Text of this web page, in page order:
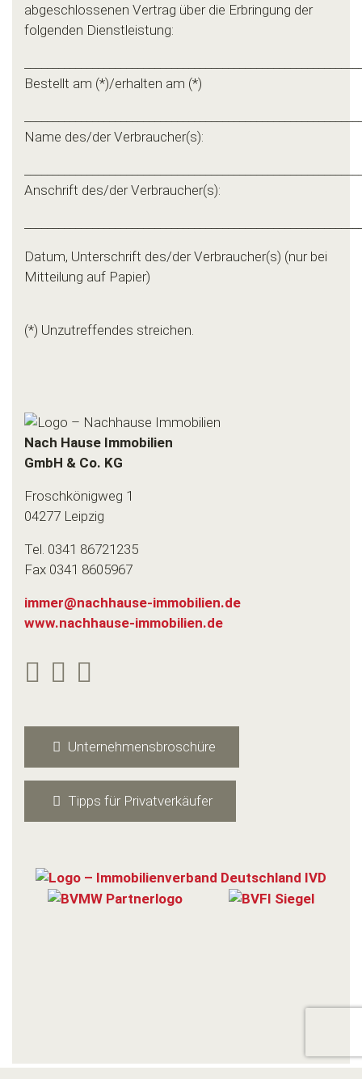
abgeschlossenen Vertrag über die Erbringung der
folgenden Dienstleistung:
Bestellt am (*)/erhalten am (*)
Name des/der Verbraucher(s):
Anschrift des/der Verbraucher(s):
Datum, Unterschrift des/der Verbraucher(s) (nur bei
Mitteilung auf Papier)
(*) Unzutreffendes streichen.
Nach Hause Immobilien
GmbH & Co. KG
Froschkönigweg 1
04277 Leipzig
Tel. 0341 86721235
Fax 0341 8605967
www.nachhause-immobilien.de
Unsere Unternehmensbroschüre
Unternehmensbroschüre
Tipps für Privatverkäufer